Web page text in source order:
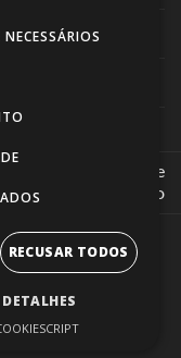
Intermediários de
Crédito
RECUSAR TODOS